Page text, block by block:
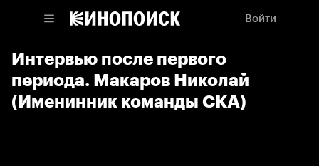
Войти
Интервью после первого
периода. Макаров Николай
(Именинник команды СКА)